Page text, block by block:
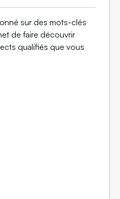
sur des mots-clés
de faire découvrir
qualifiés que vous